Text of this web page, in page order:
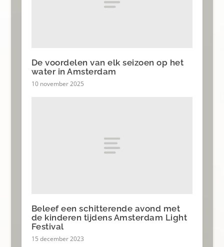
De voordelen van elk seizoen op het
water in Amsterdam
10 november 2025
Beleef een schitterende avond met
de kinderen tijdens Amsterdam Light
Festival
15 december 2023